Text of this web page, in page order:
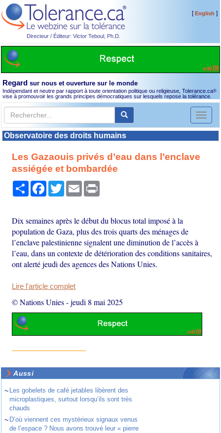
Directeur / Éditeur: Victor Teboul, Ph.D.
[English ]
Regard sur nous et ouverture sur le monde
Indépendant et neutre par rapport à toute orientation politique ou religieuse, Tolerance.ca®
vise à promouvoir les grands principes démocratiques sur lesquels repose la tolérance.
Toggle
Observatoire des droits humains
Les Gazaouis privés d’eau dans l’enclave
assiégée et bombardée
PartagerFacebook
TwitterEmail
Dix semaines après le début du blocus total imposé à la
population de Gaza, plus des trois quarts des ménages de
l’enclave palestinienne signalent une diminution de l’accès à
l’eau, dans un contexte de détérioration des conditions sanitaires,
ont alerté jeudi des agences des Nations Unies.
Lire l'article complet
© Nations Unies-jeudi 8 mai 2025
Aussi
~ Les gobelets de café jetables libèrent des
microplastiques, surtout lorsqu’ils sont très
chauds
~ D’où viennent ces mystérieux signaux venus
de l’espace ? Nous avons trouvé leur « pierre